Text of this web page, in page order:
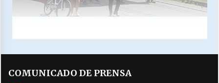
COMUNICADO DE PRENSA